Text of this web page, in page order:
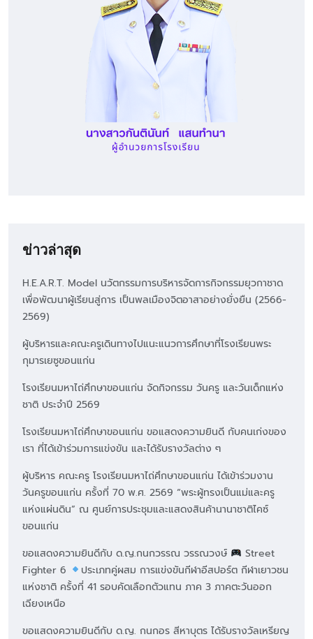
ข่าวล่าสุด
H.E.A.R.T. Model นวัตกรรมการบริหารจัดการกิจกรรมยุวกาชาด
เพื่อพัฒนาผู้เรียนสู่การ เป็นพลเมืองจิตอาสาอย่างยั่งยืน (2566-
2569)
ผู้บริหารและคณะครูเดินทางไปแนะแนวการศึกษาที่โรงเรียนพระ
กุมารเยซูขอนแก่น
โรงเรียนมหาไถ่ศึกษาขอนแก่น จัดกิจกรรม วันครู และวันเด็กแห่ง
ชาติ ประจำปี 2569
โรงเรียนมหาไถ่ศึกษาขอนแก่น ขอแสดงความยินดี กับคนเก่งของ
เรา ที่ได้เข้าร่วมการแข่งขัน และได้รับรางวัลต่าง ๆ
ผู้บริหาร คณะครู โรงเรียนมหาไถ่ศึกษาขอนแก่น ได้เข้าร่วมงาน
วันครูขอนแก่น ครั้งที่ 70 พ.ศ. 2569 “พระผู้ทรงเป็นแม่และครู
แห่งแผ่นดิน” ณ ศูนย์การประชุมและแสดงสินค้านานาชาติไคซ์
ขอนแก่น
ขอแสดงความยินดีกับ ด.ญ.กนกวรรณ วรรณวงษ์
Street
Fighter 6
ประเภทคู่ผสม การแข่งขันกีฬาอีสปอร์ต กีฬาเยาวชน
แห่งชาติ ครั้งที่ 41 รอบคัดเลือกตัวแทน ภาค 3 ภาคตะวันออก
เฉียงเหนือ
ขอแสดงความยินดีกับ ด.ญ. กนกอร สีหาบุตร ได้รับรางวัลเหรียญ